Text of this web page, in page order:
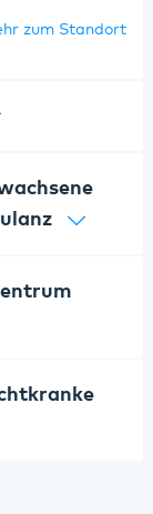
zum Standort